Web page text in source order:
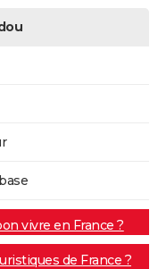
vivre en France ?
de France ?